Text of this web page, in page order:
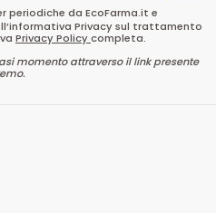
periodiche da EcoFarma.it e
Privacy sul trattamento
Privacy Policycompleta.
momento attraverso il link presente